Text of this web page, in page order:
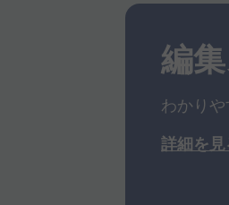
編
わかりや
詳細を